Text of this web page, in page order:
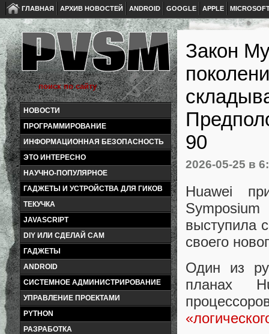
ГЛАВНАЯ АРХИВ НОВОСТЕЙ ANDROID GOOGLE APPLE
НОВОСТИ
ПРОГРАММИРОВАНИЕ
ИНФОРМАЦИОННАЯ БЕЗОПАСНОСТЬ
ЭТО ИНТЕРЕСНО
НАУЧНО-ПОПУЛЯРНОЕ
ГАДЖЕТЫ И УСТРОЙСТВА ДЛЯ ГИКОВ
ТЕКУЧКА
JAVASCRIPT
DIY ИЛИ СДЕЛАЙ САМ
ГАДЖЕТЫ
ANDROID
СИСТЕМНОЕ АДМИНИСТРИРОВАНИЕ
УПРАВЛЕНИЕ ПРОЕКТАМИ
PYTHON
РАЗРАБОТКА
Закон
90
2026-05-25 в
Huawei
выступила
своего
Один из
планах